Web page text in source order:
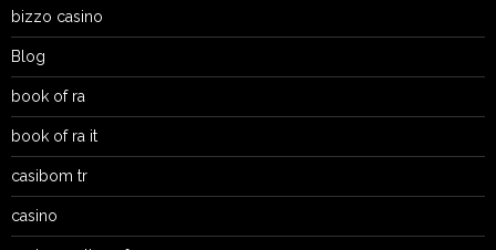
bizzo casino
Blog
book of ra
book of ra it
casibom tr
casino